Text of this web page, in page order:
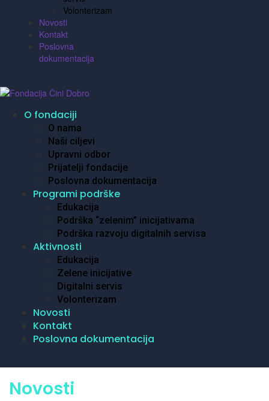
Volonterizam
Novosti
Kontakt
Poslovna
dokumentacija
O fondaciji
O nama
Naši ciljevi
Upravni odbor
Prijatelji fondacije
Poslovna dokumentacija
Programi podrške
Edukacija
Podrška “zelenim” inicijativama
Podrška razvoju digitalnih servisa
Aktivnosti
Edukacija
Zelene inicijative
Digitalni servis
Volonterizam
Novosti
Kontakt
Poslovna dokumentacija
Novosti